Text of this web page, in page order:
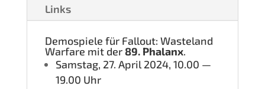
Links
Demo­spie­le für Fall­out: Was­te­land
War­fa­re mit der 89. Pha­lanx.
Sams­tag, 27. April 2024, 10.00 —
19.00 Uhr